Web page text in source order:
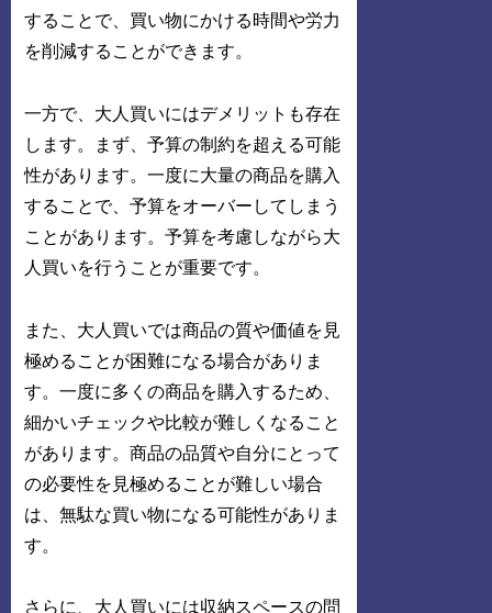
することで、買い物にかける時間や労力
を削減することができます。
一方で、大人買いにはデメリットも存在
します。まず、予算の制約を超える可能
性があります。一度に大量の商品を購入
することで、予算をオーバーしてしまう
ことがあります。予算を考慮しながら大
人買いを行うことが重要です。
また、大人買いでは商品の質や価値を見
極めることが困難になる場合がありま
す。一度に多くの商品を購入するため、
細かいチェックや比較が難しくなること
があります。商品の品質や自分にとって
の必要性を見極めることが難しい場合
は、無駄な買い物になる可能性がありま
す。
さらに、大人買いには収納スペースの問